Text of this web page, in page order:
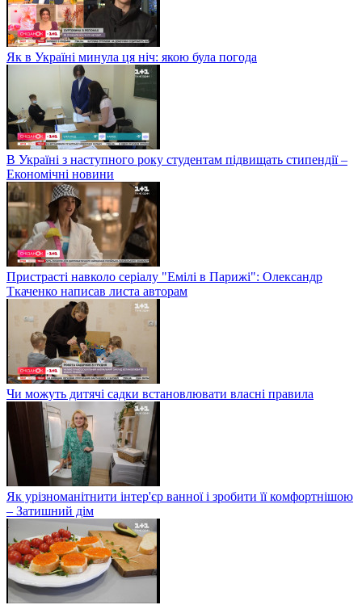
Як в Україні минула ця ніч: якою була погода
В Україні з наступного року студентам підвищать стипендії –
Економічні новини
Пристрасті навколо серіалу "Емілі в Парижі": Олександр
Ткаченко написав листа авторам
Чи можуть дитячі садки встановлювати власні правила
Як урізноманітнити інтер'єр ванної і зробити її комфортнішою
– Затишний дім